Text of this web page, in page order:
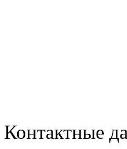
Контактные